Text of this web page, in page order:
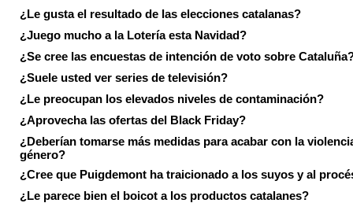
¿Le gusta el resultado de las elecciones catalanas?
¿Juego mucho a la Lotería esta Navidad?
¿Se cree las encuestas de intención de voto sobre
¿Suele usted ver series de televisión?
¿Le preocupan los elevados niveles de contaminación?
¿Aprovecha las ofertas del Black Friday?
¿Deberían tomarse más medidas para acabar con la
género?
¿Cree que Puigdemont ha traicionado a los suyos y al
¿Le parece bien el boicot a los productos catalanes?